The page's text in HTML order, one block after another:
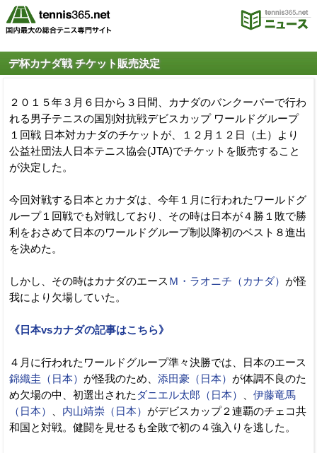
デ杯カナダ戦 チケット販売決定
２０１５年３月６日から３日間、カナダのバンクーバーで行わ
れる男子テニスの国別対抗戦デビスカップ ワールドグループ
１回戦 日本対カナダのチケットが、１２月１２日（土）より
公益社団法人日本テニス協会(JTA)でチケットを販売すること
が決定した。
今回対戦する日本とカナダは、今年１月に行われたワールドグ
ループ１回戦でも対戦しており、その時は日本が４勝１敗で勝
利をおさめて日本のワールドグループ制以降初のベスト８進出
を決めた。
しかし、その時はカナダのエース Ｍ・ラオニチ（カナダ） が怪
我により欠場していた。
《日本vsカナダの記事はこちら》
４月に行われたワールドグループ準々決勝では、日本のエース
錦織圭（日本） が怪我のため、 添田豪（日本） が体調不良のた
め欠場の中、初選出された ダニエル太郎（日本）
伊藤竜馬
（日本）
内山靖崇（日本） がデビスカップ２連覇のチェコ共
和国と対戦。健闘を見せるも全敗で初の４強入りを逃した。